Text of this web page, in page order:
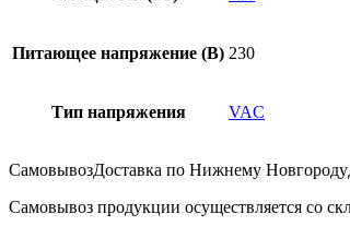
Питающее напряжение (В) 230
Тип напряжения VAC
СамовывозДоставка по Нижнему Новгороду
Самовывоз продукции осуществляется со